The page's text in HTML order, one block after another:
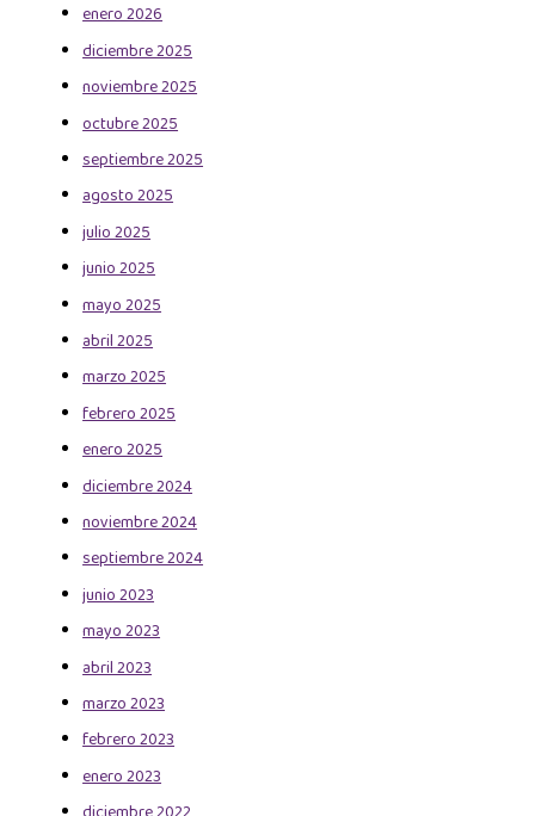
enero 2026
diciembre 2025
noviembre 2025
octubre 2025
septiembre 2025
agosto 2025
julio 2025
junio 2025
mayo 2025
abril 2025
marzo 2025
febrero 2025
enero 2025
diciembre 2024
noviembre 2024
septiembre 2024
junio 2023
mayo 2023
abril 2023
marzo 2023
febrero 2023
enero 2023